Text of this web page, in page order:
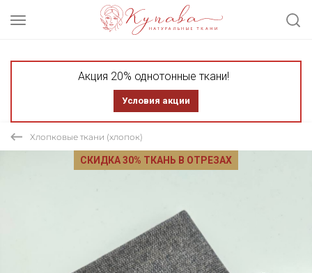
Акция 20% однотонные ткани!
Условия акции
Хлопковые ткани (хлопок)
СКИДКА 30% ТКАНЬ В ОТРЕЗАХ